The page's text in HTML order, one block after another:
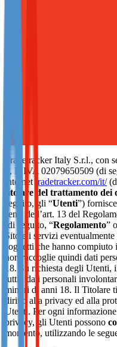
Tradetracker Italy S.r.l., con
1, P. IVA 02079650509 (di
internet tradetracker.com/it/
titolare del trattamento dei
seguito, gli “Utenti”)
sensi dell’art. 13 del
(di seguito, “Regolamento”
Sito e i servizi
soggetti che hanno
non raccoglie quindi dati
18. Su richiesta degli
tutti i dati personali
minori di anni 18. Il Titolare
diritto alla privacy ed alla
Utenti. Per ogni
privacy, gli Utenti possono
momento, utilizzando le